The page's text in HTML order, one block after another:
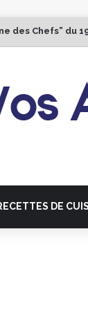
des Chefs” du
DE